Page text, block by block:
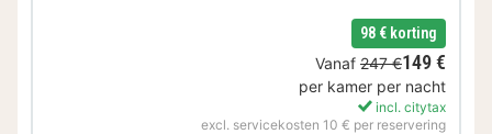
98 € korting
Vanaf 247 €149 €
per kamer per nacht
incl. citytax
excl. servicekosten 10 € per reservering